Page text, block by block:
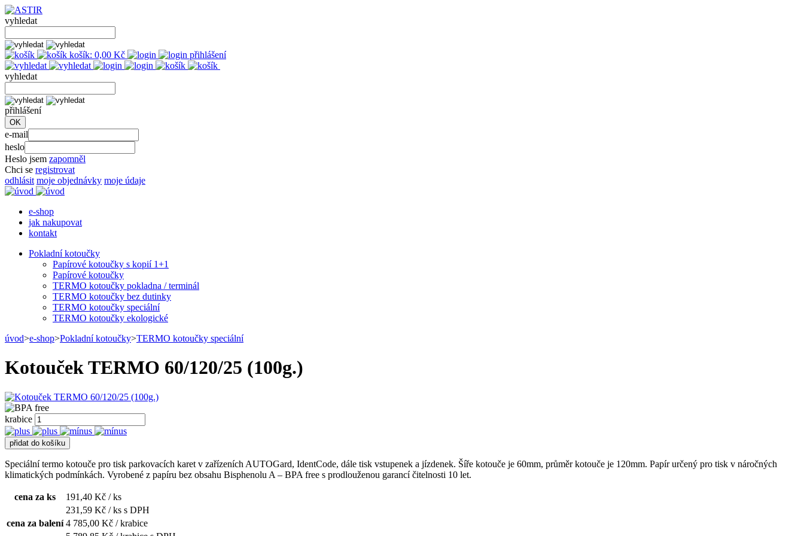
vyhledat
košík: 0,00 Kč přihlášení
vyhledat
přihlášení
e-mail
heslo
Heslo jsem zapomněl
Chci se registrovat
odhlásit moje objednávky moje údaje
e-shop
jak nakupovat
kontakt
Pokladní kotoučky
Papírové kotoučky s kopií 1+1
Papírové kotoučky
TERMO kotoučky pokladna / terminál
TERMO kotoučky bez dutinky
TERMO kotoučky speciální
TERMO kotoučky ekologické
úvod>e-shop>Pokladní kotoučky>TERMO kotoučky speciální
Kotouček TERMO 60/120/25 (100g.)
krabice
Speciální termo kotouče pro tisk parkovacích karet v zařízeních AUTOGard, IdentCode, dále tisk vstupenek a jízdenek. Šíře kotouče je 60mm, průměr kotouče je 120mm. Papír určený pro tisk v náročných
klimatických podmínkách. Vyrobené z papíru bez obsahu Bisphenolu A – BPA free s prodlouženou garancí čitelnosti 10 let.
cena za ks 191,40 Kč / ks
231,59 Kč / ks s DPH
cena za balení 4 785,00 Kč / krabice